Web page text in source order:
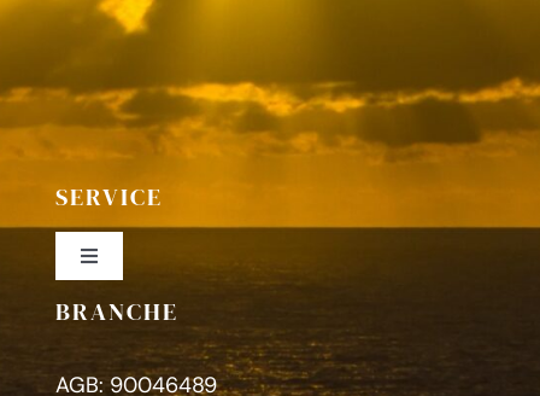
SERVICE
Toggle
Colofon
BRANCHE
AGB: 90046489